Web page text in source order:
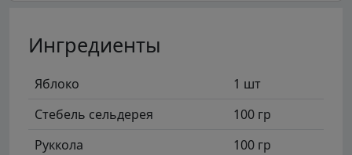
Ингредиенты
Яблоко
1 шт
Стебель сельдерея
100 гр
Руккола
100 гр